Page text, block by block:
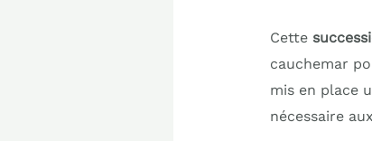
Cette
cauchemar
mis en place
nécessaire